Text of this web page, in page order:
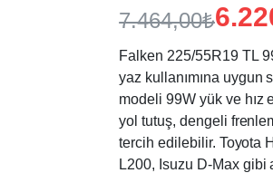
7.464,00₺
Orijinal
fiyat:
7.464,00₺.
Şu
andaki
fiyat:
6.220,00₺.
Falken 225/55R19 TL
yaz kullanımına
modeli 99W yük ve hız
yol tutuş, dengeli
tercih edilebilir. Toyota
L200, Isuzu D-Max